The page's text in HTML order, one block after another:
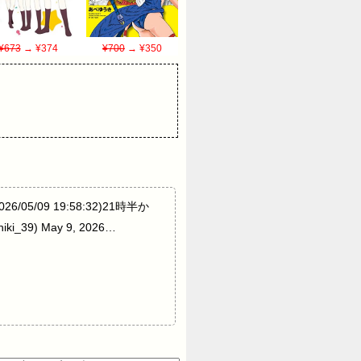
→ ¥374 ¥700→ ¥350
05/09 19:58:32)21時半か
May 9, 2026…